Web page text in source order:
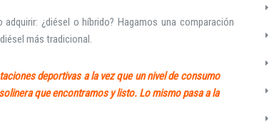
¿diésel o híbrido? Hagamos una comparación
más tradicional.
deportivas a la vez que un nivel de consumo
que encontramos y listo. Lo mismo pasa a la